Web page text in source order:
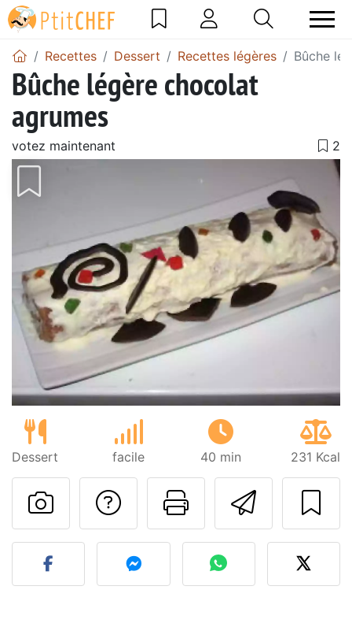
Recettes Dessert Recettes légères Bûche
Bûche légère chocolat
agrumes
votez maintenant
Dessert facile 40 min 231 Kcal
Imprimer
Poser une
Publier votre photo de